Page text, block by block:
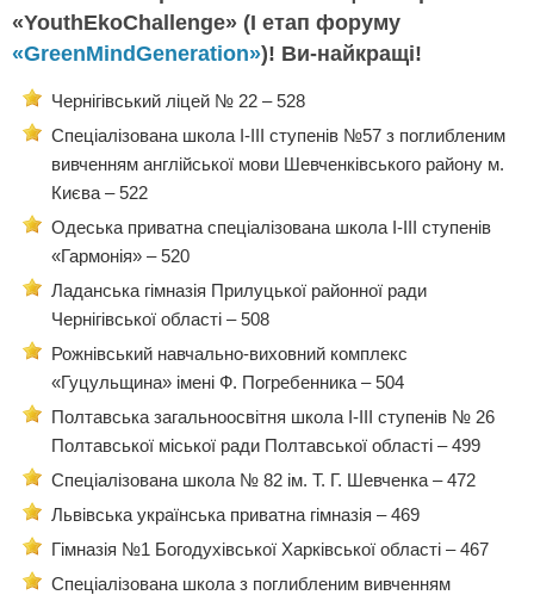
«YouthEkoChallenge» (I етап форуму
«GreenMindGеneration»)! Ви-найкращі!
Чернігівський ліцей № 22 – 528
Спеціалізована школа І-ІІІ ступенів №57 з поглибленим
вивченням англійської мови Шевченківського району м.
Києва – 522
Одеська приватна спеціалізована школа І-ІІІ ступенів
«Гармонія» – 520
Ладанська гімназія Прилуцької районної ради
Чернігівської області – 508
Рожнівський навчально-виховний комплекс
«Гуцульщина» імені Ф. Погребенника – 504
Полтавська загальноосвітня школа І-ІІІ ступенів № 26
Полтавської міської ради Полтавської області – 499
Спеціалізована школа № 82 ім. Т. Г. Шевченка – 472
Львівська українська приватна гімназія – 469
Гімназія №1 Богодухівської Харківської області – 467
Спеціалізована школа з поглибленим вивченням